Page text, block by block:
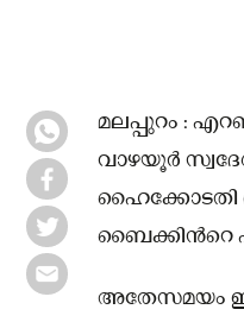
മലപ്പുറം :
വാഴയൂർ
ഹൈക്കോടതി
ബൈക്കിൻറെ
അതേസമയം